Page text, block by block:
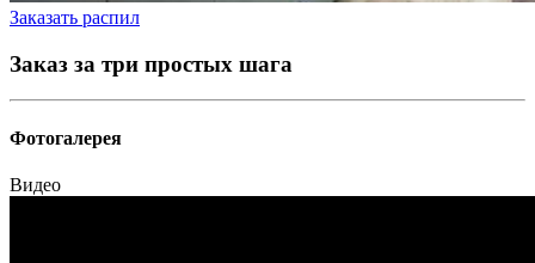
Заказать распил
Заказ за три простых шага
Фотогалерея
Видео